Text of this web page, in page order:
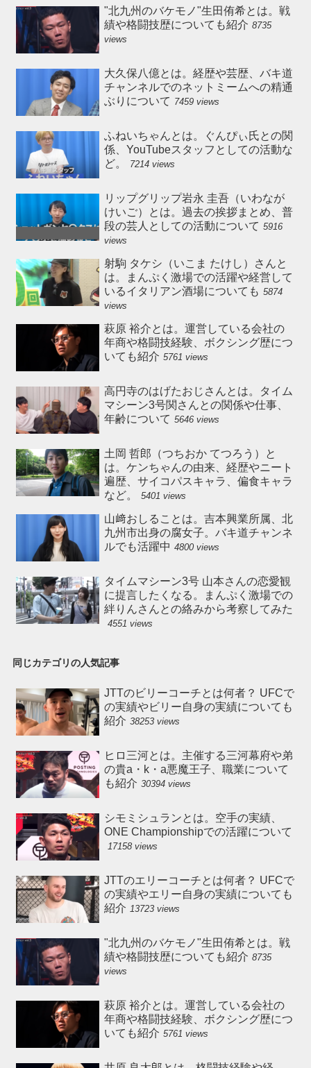
"北九州のバケモノ"生田侑希とは。戦
績や格闘技歴についても紹介 8735
views
大久保八億とは。経歴や芸歴、バキ道
チャンネルでのネットミームへの精通
ぶりについて 7459 views
ふねいちゃんとは。ぐんぴぃ氏との関
係、YouTubeスタッフとしての活動な
ど。
7214 views
リップグリップ岩永 圭吾（いわなが
けいご）とは。過去の挨拶まとめ、普
段の芸人としての活動について 5916
views
射駒 タケシ（いこま たけし）さんと
は。まんぷく激場での活躍や経営して
いるイタリアン酒場についても 5874
views
萩原 裕介とは。運営している会社の
年商や格闘技経験、ボクシング歴につ
いても紹介 5761 views
高円寺のはげたおじさんとは。タイム
マシーン3号関さんとの関係や仕事、
年齢について 5646 views
土岡 哲郎（つちおか てつろう）と
は。ケンちゃんの由来、経歴やニート
遍歴、サイコパスキャラ、偏食キャラ
など。
5401 views
山﨑おしることは。吉本興業所属、北
九州市出身の腐女子。バキ道チャンネ
ルでも活躍中 4800 views
タイムマシーン3号 山本さんの恋愛観
に提言したくなる。まんぷく激場での
絆りんさんとの絡みから考察してみた
4551 views
同じカテゴリの人気記事
JTTのビリーコーチとは何者？ UFCで
の実績やビリー自身の実績についても
紹介 38253 views
ヒロ三河とは。主催する三河幕府や弟
の貴a・k・a悪魔王子、職業について
も紹介 30394 views
シモミシュランとは。空手の実績、
ONE Championshipでの活躍について
17158 views
JTTのエリーコーチとは何者？ UFCで
の実績やエリー自身の実績についても
紹介 13723 views
"北九州のバケモノ"生田侑希とは。戦
績や格闘技歴についても紹介 8735
views
萩原 裕介とは。運営している会社の
年商や格闘技経験、ボクシング歴につ
いても紹介 5761 views